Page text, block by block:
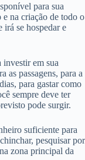
para sua
na criação de todo o
irá se hospedar e
em sua
as passagens, para a
para gastar como
sempre deve ter
pode surgir.
suficiente para
pesquisar por
zona principal da